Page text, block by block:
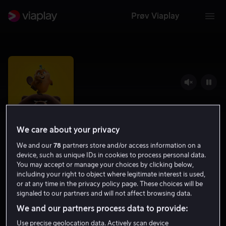
Prøv Viaplay
Operasjon bever
7.3 Familiefilm Animasjon 2026
1 t 41 min
6 år
HD
We care about your privacy
We and our78 partners store and/or access information on a
device, such as unique IDs in cookies to process personal data.
You may accept or manage your choices by clicking below,
including your right to object where legitimate interest is used,
or at any time in the privacy policy page. These choices will be
signaled to our partners and will not affect browsing data.
We and our partners process data to provide:
Use precise geolocation data. Actively scan device